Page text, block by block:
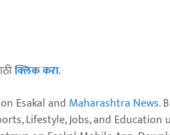
क्लिक करा.
Esakal and Maharashtra News.
Lifestyle, Jobs, and Education